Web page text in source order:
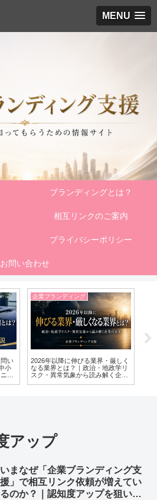
MENU
ブランディングとは？
相互リンクのご案内
プライバシーポリシー
お問い合わせ
い
小
ュ
企業ブランディング
2026年以降に伸びる業界・厳しく
なる業界とは？｜政治・地政学リ
スク・異常気象から読み解く企業
アップ
いまなぜ「企業ブランディング支
援」で相互リンク依頼が増えてい
るのか？｜認知度アップを狙いた